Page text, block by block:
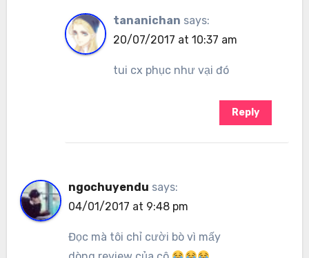
tananichan says:
20/07/2017 at 10:37 am
tui cx phục như vại đó
Reply
ngochuyendu says:
04/01/2017 at 9:48 pm
Đọc mà tôi chỉ cười bò vì mấy